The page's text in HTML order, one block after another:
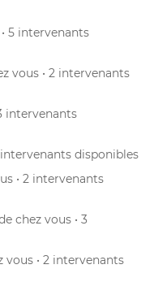
5 intervenants
vous • 2 intervenants
intervenants
intervenants disponibles
• 2 intervenants
chez vous • 3
vous • 2 intervenants